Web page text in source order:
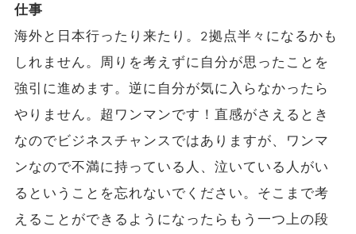
仕事
海外と日本行ったり来たり。2拠点半々になるかも
しれません。周りを考えずに自分が思ったことを
強引に進めます。逆に自分が気に入らなかったら
やりません。超ワンマンです！直感がさえるとき
なのでビジネスチャンスではありますが、ワンマ
ンなので不満に持っている人、泣いている人がい
るということを忘れないでください。そこまで考
えることができるようになったらもう一つ上の段